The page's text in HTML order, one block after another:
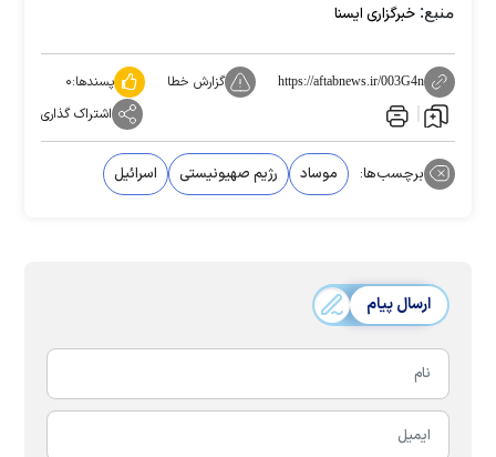
منبع: خبرگزاری ایسنا
https://aftabnews.ir/003G4n گزارش خطا پسندها:۰
اشتراک گذاری
برچسب‌ها: موساد رژیم صهیونیستی اسرائیل
ارسال پیام